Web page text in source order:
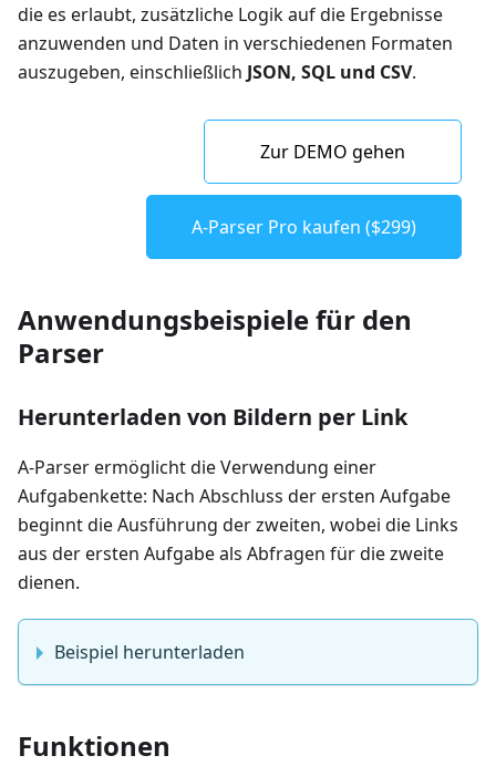
die es erlaubt, zusätzliche Logik auf die Ergebnisse
anzuwenden und Daten in verschiedenen Formaten
auszugeben, einschließlich JSON, SQL und CSV.
Zur DEMO gehen
A-Parser Pro kaufen ($299)
Anwendungsbeispiele für den
Parser
Herunterladen von Bildern per Link
A-Parser ermöglicht die Verwendung einer
Aufgabenkette: Nach Abschluss der ersten Aufgabe
beginnt die Ausführung der zweiten, wobei die Links
aus der ersten Aufgabe als Abfragen für die zweite
dienen.
Beispiel herunterladen
Funktionen